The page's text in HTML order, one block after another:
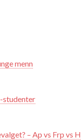
menn
studenter
– Ap vs Frp vs H